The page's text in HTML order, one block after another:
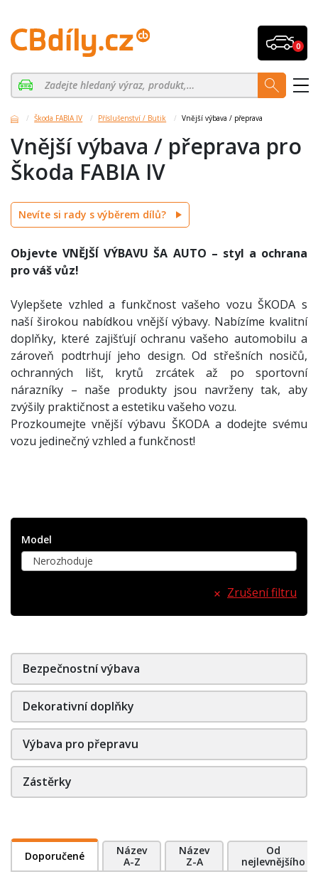
0
Škoda FABIA IV Příslušenství / Butik Vnější výbava / přeprava
Vnější výbava / přeprava pro
Škoda FABIA IV
Nevíte si rady s výběrem dílů?
Objevte VNĚJŠÍ VÝBAVU ŠA AUTO – styl a ochrana
pro váš vůz!
Vylepšete vzhled a funkčnost vašeho vozu ŠKODA s
naší širokou nabídkou vnější výbavy. Nabízíme kvalitní
doplňky, které zajišťují ochranu vašeho automobilu a
zároveň podtrhují jeho design. Od střešních nosičů,
ochranných lišt, krytů zrcátek až po sportovní
nárazníky – naše produkty jsou navrženy tak, aby
zvýšily praktičnost a estetiku vašeho vozu.
Prozkoumejte vnější výbavu ŠKODA a dodejte svému
vozu jedinečný vzhled a funkčnost!
Model
Nerozhoduje
Zrušení filtru
Bezpečnostní výbava
Dekorativní doplňky
Výbava pro přepravu
Zástěrky
Doporučené
Název
A-Z
Název
Z-A
Od
nejlevnějšího